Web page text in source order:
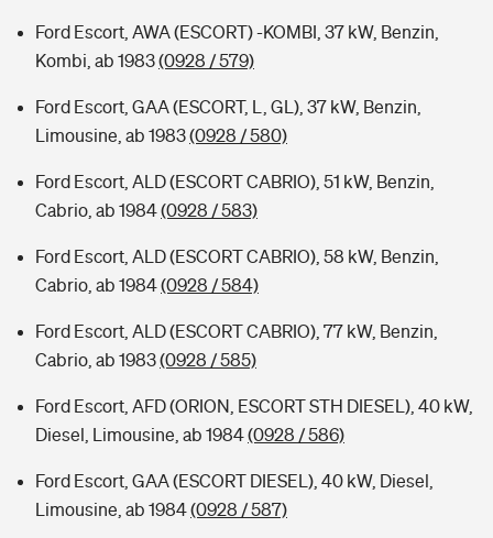
Ford Escort, AWA (ESCORT) -KOMBI, 37 kW, Benzin,
Kombi, ab 1983(0928 / 579)
Ford Escort, GAA (ESCORT, L, GL), 37 kW, Benzin,
Limousine, ab 1983(0928 / 580)
Ford Escort, ALD (ESCORT CABRIO), 51 kW, Benzin,
Cabrio, ab 1984(0928 / 583)
Ford Escort, ALD (ESCORT CABRIO), 58 kW, Benzin,
Cabrio, ab 1984(0928 / 584)
Ford Escort, ALD (ESCORT CABRIO), 77 kW, Benzin,
Cabrio, ab 1983(0928 / 585)
Ford Escort, AFD (ORION, ESCORT STH DIESEL), 40 kW,
Diesel, Limousine, ab 1984(0928 / 586)
Ford Escort, GAA (ESCORT DIESEL), 40 kW, Diesel,
Limousine, ab 1984(0928 / 587)